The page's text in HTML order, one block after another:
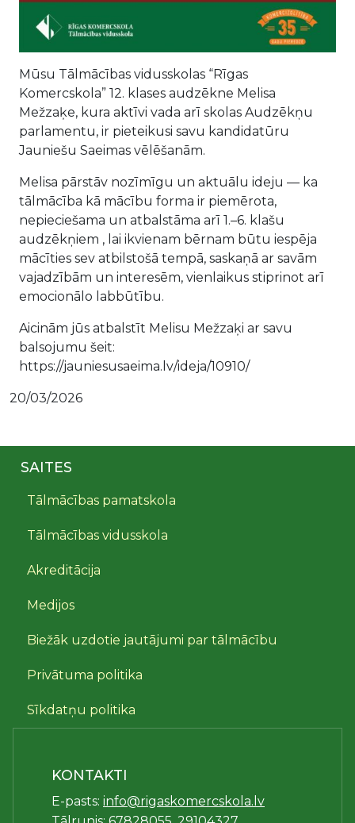
Mūsu Tālmācības vidusskolas “Rīgas
Komercskola” 12. klases audzēkne Melisa
Mežzaķe, kura aktīvi vada arī skolas Audzēkņu
parlamentu, ir pieteikusi savu kandidatūru
Jauniešu Saeimas vēlēšanām.
Melisa pārstāv nozīmīgu un aktuālu ideju — ka
tālmācība kā mācību forma ir piemērota,
nepieciešama un atbalstāma arī 1.–6. klašu
audzēkņiem , lai ikvienam bērnam būtu iespēja
mācīties sev atbilstošā tempā, saskaņā ar savām
vajadzībām un interesēm, vienlaikus stiprinot arī
emocionālo labbūtību.
Aicinām jūs atbalstīt Melisu Mežzaķi ar savu
balsojumu šeit:
https://jauniesusaeima.lv/ideja/10910/
20/03/2026
SAITES
Tālmācības pamatskola
Tālmācības vidusskola
Akreditācija
Medijos
Biežāk uzdotie jautājumi par tālmācību
Privātuma politika
Sīkdatņu politika
KONTAKTI
E-pasts: info@rigaskomercskola.lv